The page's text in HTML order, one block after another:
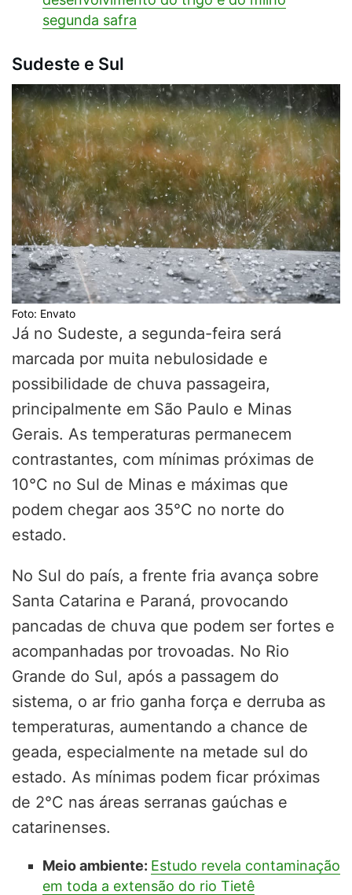
segunda safra
Sudeste e Sul
Foto: Envato
Já no Sudeste, a segunda-feira será
marcada por muita nebulosidade e
possibilidade de chuva passageira,
principalmente em São Paulo e Minas
Gerais. As temperaturas permanecem
contrastantes, com mínimas próximas de
10°C no Sul de Minas e máximas que
podem chegar aos 35°C no norte do
estado.
No Sul do país, a frente fria avança sobre
Santa Catarina e Paraná, provocando
pancadas de chuva que podem ser fortes e
acompanhadas por trovoadas. No Rio
Grande do Sul, após a passagem do
sistema, o ar frio ganha força e derruba as
temperaturas, aumentando a chance de
geada, especialmente na metade sul do
estado. As mínimas podem ficar próximas
de 2°C nas áreas serranas gaúchas e
catarinenses.
Meio ambiente: Estudo revela contaminação
em toda a extensão do rio Tietê